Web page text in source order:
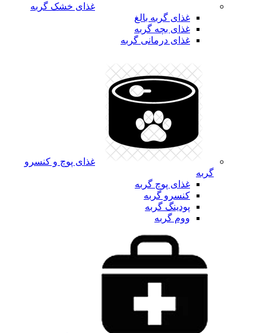
غذای خشک گربه
غذای گربه بالغ
غذای بچه گربه
غذای درمانی گربه
غذای پوچ و کنسرو
گربه
غذای پوچ گربه
کنسرو گربه
پودینگ گربه
ووم گربه